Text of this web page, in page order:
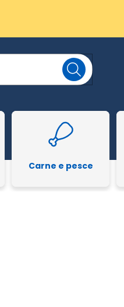
Carne e pesce